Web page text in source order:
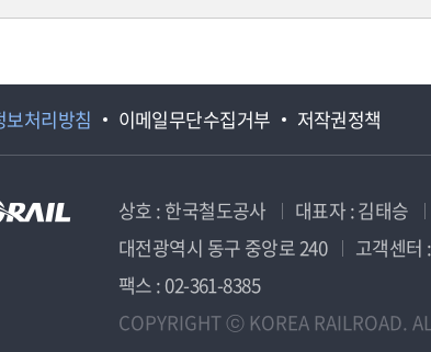
보처리방침 이메일무단수집거부 저작권정책
상호 : 한국철도공사 대표자 : 김태승
대전광역시 동구 중앙로 240
고객센터
팩스 : 02-361-8385
COPYRIGHT ⓒ KOREA RAILROAD.